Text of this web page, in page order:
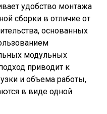
удобство монтажа
сборки в отличие от
основанных
модульных
приводит к
и объема работы,
в виде одной